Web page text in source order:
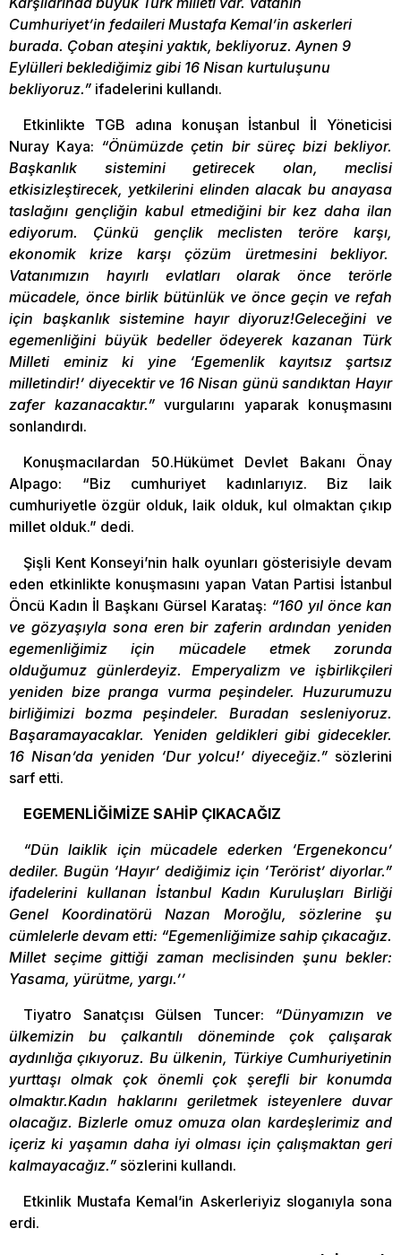
Cumhuriyet’in fedaileri Mustafa Kemal’in askerleri
burada. Çoban ateşini yaktık, bekliyoruz. Aynen 9
Eylülleri beklediğimiz gibi 16 Nisan kurtuluşunu
bekliyoruz.” ifadelerini kullandı.
Etkinlikte TGB adına konuşan İstanbul İl Yöneticisi
Nuray Kaya: “Önümüzde çetin bir süreç bizi bekliyor.
Başkanlık sistemini getirecek olan, meclisi
etkisizleştirecek, yetkilerini elinden alacak bu anayasa
taslağını gençliğin kabul etmediğini bir kez daha ilan
ediyorum. Çünkü gençlik meclisten teröre karşı,
ekonomik krize karşı çözüm üretmesini bekliyor.
Vatanımızın hayırlı evlatları olarak önce terörle
mücadele, önce birlik bütünlük ve önce geçin ve refah
için başkanlık sistemine hayır diyoruz!Geleceğini ve
egemenliğini büyük bedeller ödeyerek kazanan Türk
Milleti eminiz ki yine ‘Egemenlik kayıtsız şartsız
milletindir!’ diyecektir ve 16 Nisan günü sandıktan Hayır
zafer kazanacaktır.”vurgularını yaparak konuşmasını
sonlandırdı.
Konuşmacılardan 50.Hükümet Devlet Bakanı Önay
Alpago: “Biz cumhuriyet kadınlarıyız. Biz laik
cumhuriyetle özgür olduk, laik olduk, kul olmaktan çıkıp
millet olduk.” dedi.
Şişli Kent Konseyi’nin halk oyunları gösterisiyle devam
eden etkinlikte konuşmasını yapan Vatan Partisi İstanbul
Öncü Kadın İl Başkanı Gürsel Karataş: “160 yıl önce kan
ve gözyaşıyla sona eren bir zaferin ardından yeniden
egemenliğimiz için mücadele etmek zorunda
olduğumuz günlerdeyiz. Emperyalizm ve işbirlikçileri
yeniden bize pranga vurma peşindeler. Huzurumuzu
birliğimizi bozma peşindeler. Buradan sesleniyoruz.
Başaramayacaklar. Yeniden geldikleri gibi gidecekler.
16 Nisan’da yeniden ‘Dur yolcu!’ diyeceğiz.” sözlerini
sarf etti.
EGEMENLİĞİMİZE SAHİP ÇIKACAĞIZ
“Dün laiklik için mücadele ederken ‘Ergenekoncu’
dediler. Bugün ‘Hayır’ dediğimiz için ‘Terörist’ diyorlar.”
ifadelerini kullanan İstanbul Kadın Kuruluşları Birliği
Genel Koordinatörü Nazan Moroğlu, sözlerine şu
cümlelerle devam etti: “Egemenliğimize sahip çıkacağız.
Millet seçime gittiği zaman meclisinden şunu bekler:
Yasama, yürütme, yargı.’’
Tiyatro Sanatçısı Gülsen Tuncer: “Dünyamızın ve
ülkemizin bu çalkantılı döneminde çok çalışarak
aydınlığa çıkıyoruz. Bu ülkenin, Türkiye Cumhuriyetinin
yurttaşı olmak çok önemli çok şerefli bir konumda
olmaktır.Kadın haklarını geriletmek isteyenlere duvar
olacağız. Bizlerle omuz omuza olan kardeşlerimiz and
içeriz ki yaşamın daha iyi olması için çalışmaktan geri
kalmayacağız.” sözlerini kullandı.
Etkinlik Mustafa Kemal’in Askerleriyiz sloganıyla sona
erdi.